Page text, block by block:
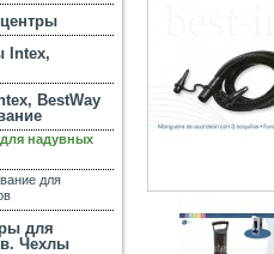
Intex,
BestWay
надувных
для
для
Чехлы